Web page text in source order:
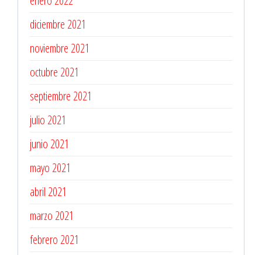
diciembre 2021
noviembre 2021
octubre 2021
septiembre 2021
julio 2021
junio 2021
mayo 2021
abril 2021
marzo 2021
febrero 2021